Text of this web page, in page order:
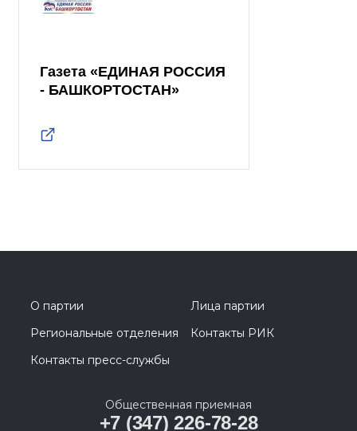
Газета «ЕДИНАЯ РОССИЯ
- БАШКОРТОСТАН»
О партии
Лица партии
Региональные отделения
Контакты РИК
Контакты пресс-службы
Общественная приемная
+7 (347) 226-78-28